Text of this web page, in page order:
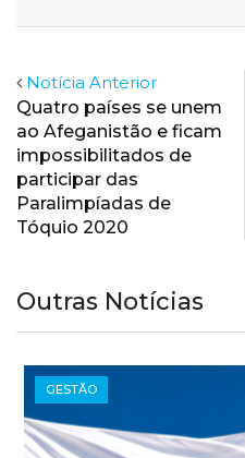
Notícia Anterior
Quatro países se unem
ao Afeganistão e ficam
impossibilitados de
participar das
Paralimpíadas de
Tóquio 2020
Outras Notícias
GESTÃO